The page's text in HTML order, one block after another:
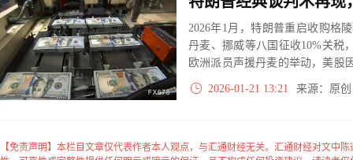
2026年1月，特朗普重启收购格
丹麦、挪威等八国征收10%关税
欧洲派员声援丹麦的举动，美股
极战略、“金色穹顶”导弹防御及
谈判信号，称可找到各方满意方
2026-01-21 13:21 来源：原
【免责声明】本栏目文章仅代表作者本人观点，与汇通财经无关。汇通财经对文中